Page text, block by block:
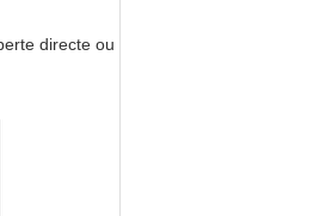
directe ou